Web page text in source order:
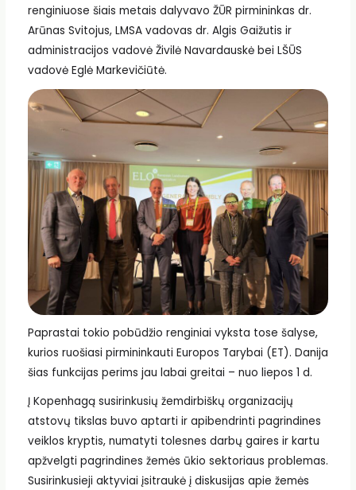
renginiuose šiais metais dalyvavo ŽŪR pirmininkas dr.
Arūnas Svitojus, LMSA vadovas dr. Algis Gaižutis ir
administracijos vadovė Živilė Navardauskė bei LŠŪS
vadovė Eglė Markevičiūtė.
Paprastai tokio pobūdžio renginiai vyksta tose šalyse,
kurios ruošiasi pirmininkauti Europos Tarybai (ET). Danija
šias funkcijas perims jau labai greitai – nuo liepos 1 d.
Į Kopenhagą susirinkusių žemdirbiškų organizacijų
atstovų tikslas buvo aptarti ir apibendrinti pagrindines
veiklos kryptis, numatyti tolesnes darbų gaires ir kartu
apžvelgti pagrindines žemės ūkio sektoriaus problemas.
Susirinkusieji aktyviai įsitraukė į diskusijas apie žemės